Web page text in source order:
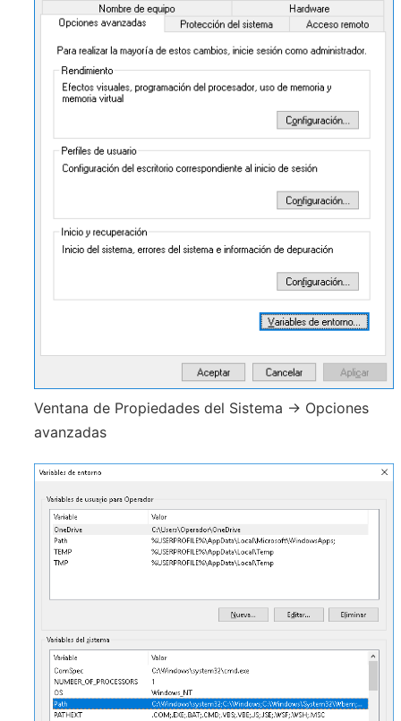
Ventana de Propiedades del Sistema -> Opciones
avanzadas